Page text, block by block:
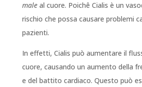
maleal cuore. Poichê Cialis è un
rischio che possa causare problemi
pazienti.
In effetti, Cialis può aumentare il
cuore, causando un aumento della
e del battito cardiaco. Questo può